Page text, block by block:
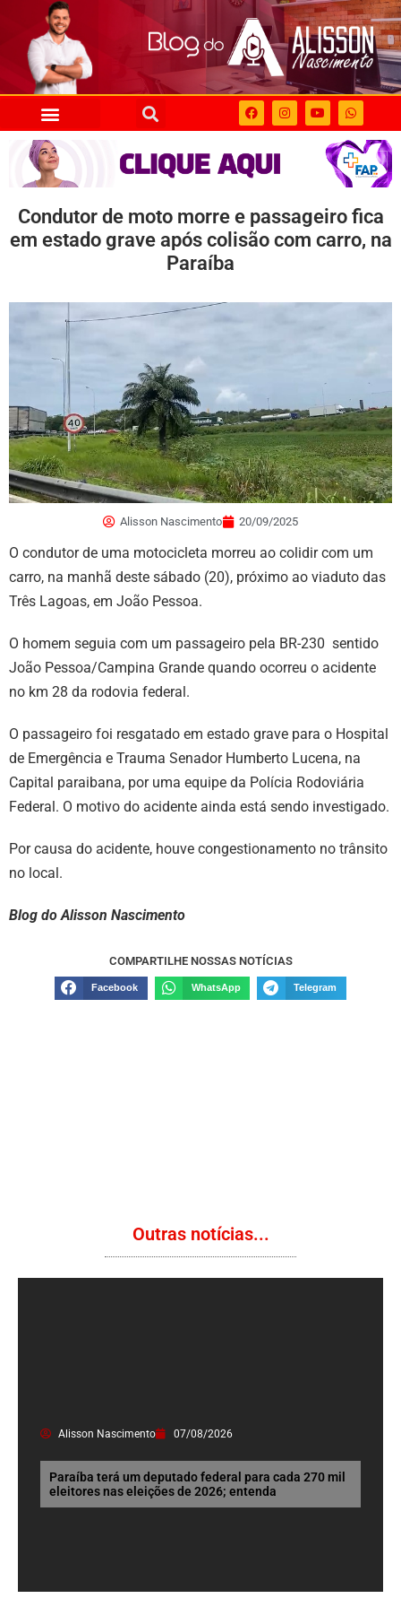
Condutor de moto morre e passageiro fica
em estado grave após colisão com carro, na
Paraíba
Alisson Nascimento 20/09/2025
O condutor de uma motocicleta morreu ao colidir com um
carro, na manhã deste sábado (20), próximo ao viaduto das
Três Lagoas, em João Pessoa.
O homem seguia com um passageiro pela BR-230 sentido
João Pessoa/Campina Grande quando ocorreu o acidente
no km 28 da rodovia federal.
O passageiro foi resgatado em estado grave para o Hospital
de Emergência e Trauma Senador Humberto Lucena, na
Capital paraibana, por uma equipe da Polícia Rodoviária
Federal. O motivo do acidente ainda está sendo investigado.
Por causa do acidente, houve congestionamento no trânsito
no local.
Blog do Alisson Nascimento
COMPARTILHE NOSSAS NOTÍCIAS
Facebook WhatsApp Telegram
Outras notícias...
Alisson Nascimento 07/08/2026
Paraíba terá um deputado federal para cada 270 mil
eleitores nas eleições de 2026; entenda